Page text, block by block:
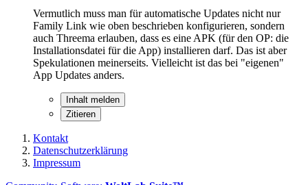
Vermutlich muss man für automatische Updates nicht nur
Family Link wie oben beschrieben konfigurieren, sondern
auch Threema erlauben, dass es eine APK (für den OP: die
Installationsdatei für die App) installieren darf. Das ist aber
Spekulationen meinerseits. Vielleicht ist das bei "eigenen"
App Updates anders.
Inhalt melden
Zitieren
Kontakt
Datenschutzerklärung
Impressum